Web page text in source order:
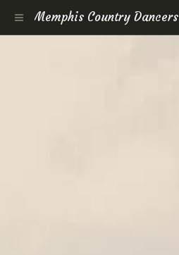
Memphis Country Dancers